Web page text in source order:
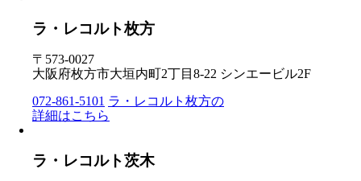
ラ・レコルト枚方
〒573-0027
大阪府枚方市大垣内町2丁目8-22 シンエービル2F
072-861-5101 ラ・レコルト枚方の
詳細はこちら
ラ・レコルト茨木